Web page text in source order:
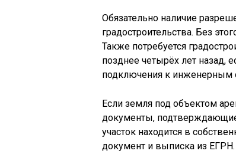
Обязательно наличие
градостроительства. Без
Также потребуется
позднее четырёх лет назад,
подключения к инженерным
Если земля под объектом
документы,
участок находится в
документ и выписка из ЕГРН.